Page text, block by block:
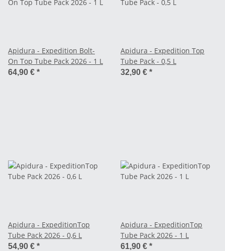
Apidura - Expedition Bolt-
On Top Tube Pack 2026 - 1 L
64,90 € *
Apidura - Expedition Top
Tube Pack - 0,5 L
32,90 € *
Apidura - ExpeditionTop
Tube Pack 2026 - 0,6 L
54,90 € *
Apidura - ExpeditionTop
Tube Pack 2026 - 1 L
61,90 € *